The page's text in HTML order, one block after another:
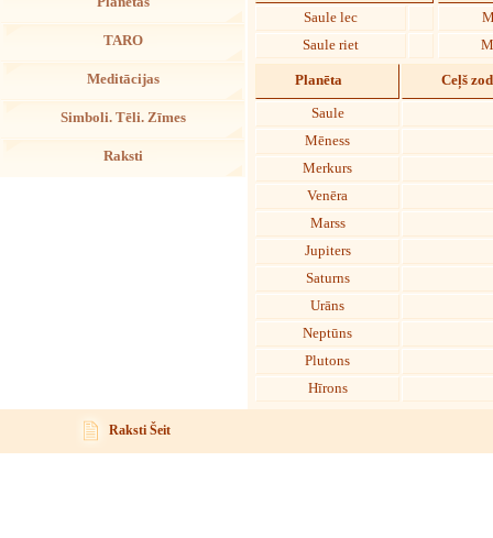
TARO
Meditācijas
Simboli. Tēli. Zīmes
Raksti
Saule lec
Saule riet
Planēta Ceļš
Saule
Mēness
Merkurs
Venēra
Marss
Jupiters
Saturns
Urāns
Neptūns
Plutons
Hīrons
Raksti Šeit